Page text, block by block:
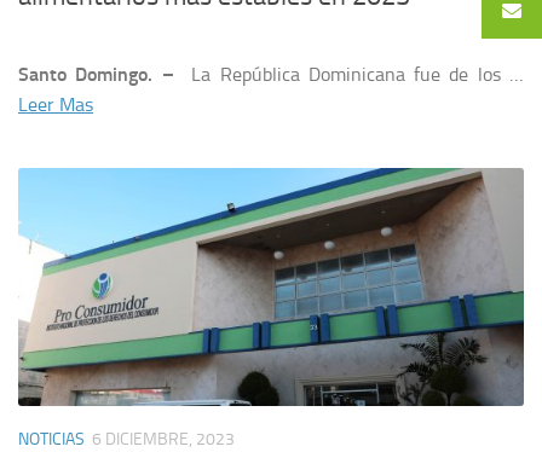
Santo Domingo. – La República Dominicana fue de los …
Leer Mas
NOTICIAS 6 DICIEMBRE, 2023